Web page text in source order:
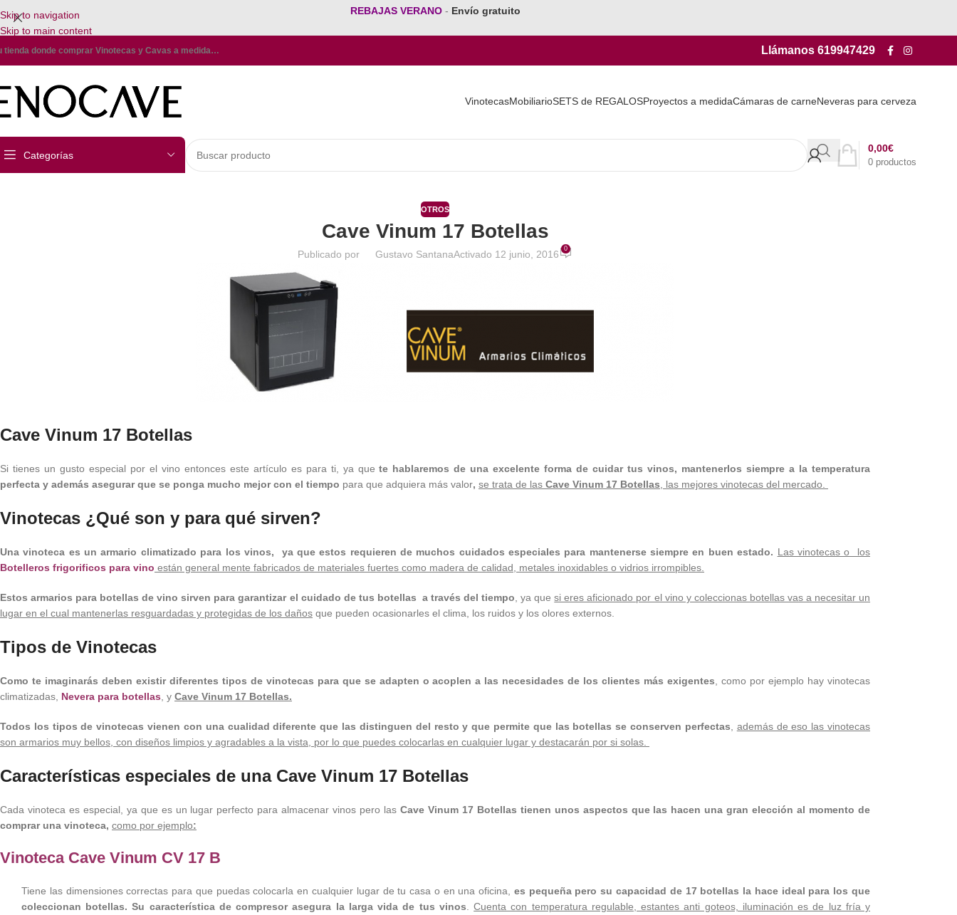
Skip to navigation
Skip to main content
REBAJAS VERANO - Envío gratuito
tienda donde comprar Vinotecas y Cavas a medida… Llámanos 619947429
VinotecasMobiliarioSETS de REGALOSProyectos a medidaCámaras de carneNeveras para cerveza
Categorías
0 productos
0,00€
OTROS
Cave Vinum 17 Botellas
Publicado por Gustavo SantanaActivado 12 junio, 2016 0
Cave Vinum 17 Botellas
Si tienes un gusto especial por el vino entonces este artículo es para ti, ya quete hablaremos de una excelente forma de cuidar tus vinos, mantenerlos siempre a la temperatura
perfecta y además asegurar que se ponga mucho mejor con el tiempo para que adquiera más valor, se trata de las Cave Vinum 17 Botellas , las mejores vinotecas del mercado.
Vinotecas ¿Qué son y para qué sirven?
Una vinoteca es un armario climatizado para los vinos, ya que estos requieren de muchos cuidados especiales para mantenerse siempre en buen estado. Las vinotecas o los
Botelleros frigorificos para vino están general mente fabricados de materiales fuertes como madera de calidad, metales inoxidables o vidrios irrompibles.
Estos armarios para botellas de vino sirven para garantizar el cuidado de tus botellas a través del tiempo , ya quesi eres aficionado por el vino y coleccionas botellas vas a necesitar un
lugar en el cual mantenerlas resguardadas y protegidas de los daños que pueden ocasionarles el clima, los ruidos y los olores externos.
Tipos de Vinotecas
Como te imaginarás deben existir diferentes tipos de vinotecas para que se adapten o acoplen a las necesidades de los clientes más exigentes , como por ejemplo hay vinotecas
climatizadas, Nevera para botellas , y Cave Vinum 17 Botellas.
Todos los tipos de vinotecas vienen con una cualidad diferente que las distinguen del resto y que permite que las botellas se conserven perfectas
además de eso las vinotecas
son armarios muy bellos, con diseños limpios y agradables a la vista, por lo que puedes colocarlas en cualquier lugar y destacarán por si solas.
Características especiales de una Cave Vinum 17 Botellas
Cada vinoteca es especial, ya que es un lugar perfecto para almacenar vinos pero las Cave Vinum 17 Botellas tienen unos aspectos que las hacen una gran elección al momento de
comprar una vinoteca, como por ejemplo:
Vinoteca Cave Vinum CV 17 B
Tiene las dimensiones correctas para que puedas colocarla en cualquier lugar de tu casa o en una oficina, es pequeña pero su capacidad de 17 botellas la hace ideal para los que
coleccionan botellas. Su característica de compresor asegura la larga vida de tus vinos .Cuenta con temperatura regulable, estantes anti goteos, iluminación es de luz fría y